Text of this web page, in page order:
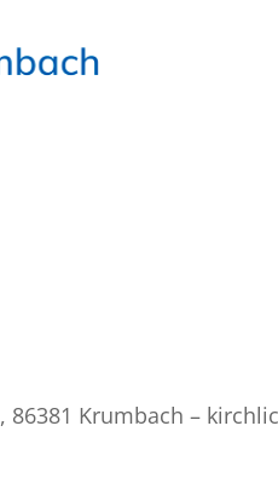
, 86381 Krumbach –